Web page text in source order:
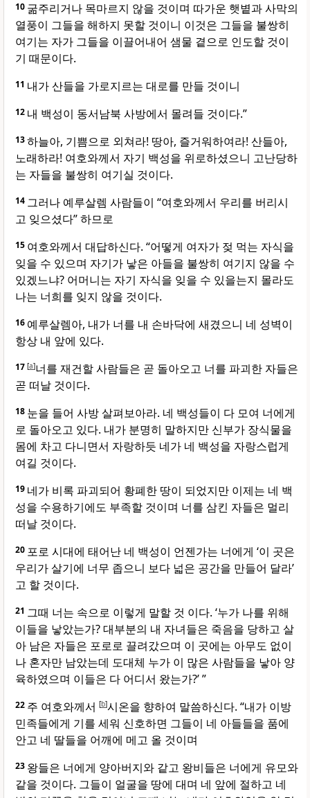
10 굶주리거나 목마르지 않을 것이며 따가운 햇볕과 사막의
열풍이 그들을 해하지 못할 것이니 이것은 그들을 불쌍히
여기는 자가 그들을 이끌어내어 샘물 곁으로 인도할 것이
기 때문이다.
11 내가 산들을 가로지르는 대로를 만들 것이니
12 내 백성이 동서남북 사방에서 몰려들 것이다.”
13하늘아, 기쁨으로 외쳐라! 땅아, 즐거워하여라! 산들아,
노래하라! 여호와께서 자기 백성을 위로하셨으니 고난당하
는 자들을 불쌍히 여기실 것이다.
14 그러나 예루살렘 사람들이 “여호와께서 우리를 버리시
고 잊으셨다” 하므로
15 여호와께서 대답하신다. “어떻게 여자가 젖 먹는 자식을
잊을 수 있으며 자기가 낳은 아들을 불쌍히 여기지 않을 수
있겠느냐? 어머니는 자기 자식을 잊을 수 있을는지 몰라도
나는 너희를 잊지 않을 것이다.
16 예루살렘아, 내가 너를 내 손바닥에 새겼으니 네 성벽이
항상 내 앞에 있다.
17 [a]너를 재건할 사람들은 곧 돌아오고 너를 파괴한 자들은
곧 떠날 것이다.
18 눈을 들어 사방 살펴보아라. 네 백성들이 다 모여 너에게
로 돌아오고 있다. 내가 분명히 말하지만 신부가 장식물을
몸에 차고 다니면서 자랑하듯 네가 네 백성을 자랑스럽게
여길 것이다.
19 네가 비록 파괴되어 황폐한 땅이 되었지만 이제는 네 백
성을 수용하기에도 부족할 것이며 너를 삼킨 자들은 멀리
떠날 것이다.
20 포로 시대에 태어난 네 백성이 언젠가는 너에게 ‘이 곳은
우리가 살기에 너무 좁으니 보다 넓은 공간을 만들어 달라’
고 할 것이다.
21 그때 너는 속으로 이렇게 말할 것 이다. ‘누가 나를 위해
이들을 낳았는가? 대부분의 내 자녀들은 죽음을 당하고 살
아 남은 자들은 포로로 끌려갔으며 이 곳에는 아무도 없이
나 혼자만 남았는데 도대체 누가 이 많은 사람들을 낳아 양
육하였으며 이들은 다 어디서 왔는가?’ ”
22 주 여호와께서 [b]시온을 향하여 말씀하신다. “내가 이방
민족들에게 기를 세워 신호하면 그들이 네 아들들을 품에
안고 네 딸들을 어깨에 메고 올 것이며
23 왕들은 너에게 양아버지와 같고 왕비들은 너에게 유모와
같을 것이다. 그들이 얼굴을 땅에 대며 네 앞에 절하고 네